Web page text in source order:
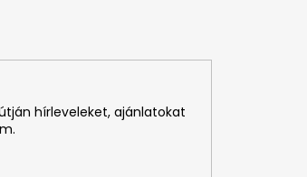
hírleveleket, ajánlatokat